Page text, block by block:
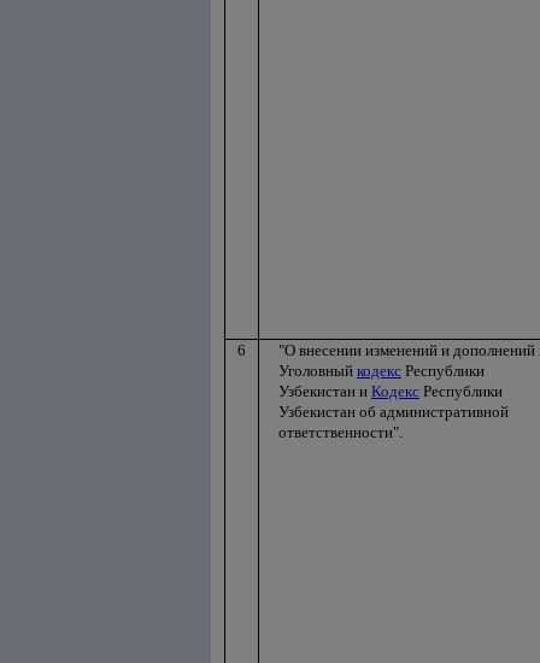
6
"О внесении изменений и дополнений
Уголовный кодекс Республики
Узбекистан и Кодекс Республики
Узбекистан об административной
ответственности".